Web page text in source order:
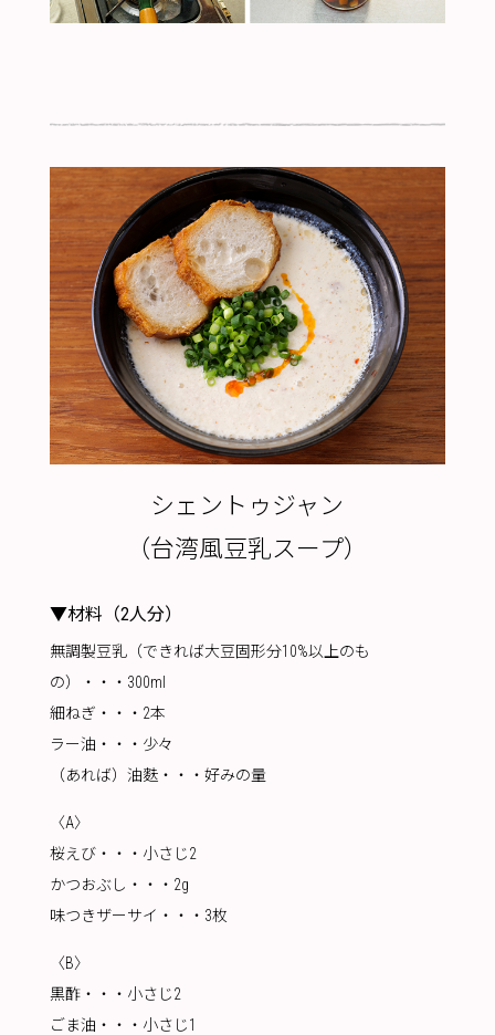
シェントゥジャン
（台湾風豆乳スープ）
▼材料（2人分）
無調製豆乳（できれば大豆固形分10%以上のも
の）・・・300ml
細ねぎ・・・2本
ラー油・・・少々
（あれば）油麩・・・好みの量
〈A〉
桜えび・・・小さじ2
かつおぶし・・・2g
味つきザーサイ・・・3枚
〈B〉
黒酢・・・小さじ2
ごま油・・・小さじ1